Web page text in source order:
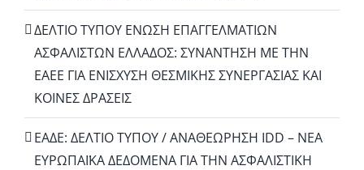
ΔΕΛΤΙΟ ΤΥΠΟΥ ΕΝΩΣΗ ΕΠΑΓΓΕΛΜΑΤΙΩΝ
ΑΣΦΑΛΙΣΤΩΝ ΕΛΛΑΔΟΣ: ΣΥΝΑΝΤΗΣΗ ΜΕ ΤΗΝ
ΕΑΕΕ ΓΙΑ ΕΝΙΣΧΥΣΗ ΘΕΣΜΙΚΗΣ ΣΥΝΕΡΓΑΣΙΑΣ ΚΑΙ
ΚΟΙΝΕΣ ΔΡΑΣΕΙΣ
EΑΔΕ: ΔΕΛΤΙΟ ΤΥΠΟΥ / ΑΝΑΘΕΩΡΗΣΗ IDD – ΝΕΑ
ΕΥΡΩΠΑΪΚΑ ΔΕΔΟΜΕΝΑ ΓΙΑ ΤΗΝ ΑΣΦΑΛΙΣΤΙΚΗ